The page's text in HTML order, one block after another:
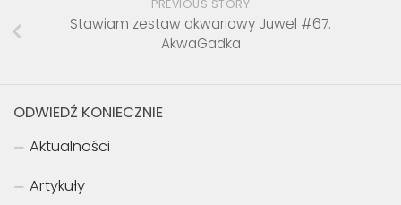
PREVIOUS STORY
Stawiam zestaw akwariowy Juwel #67.
AkwaGadka
ODWIEDŹ KONIECZNIE
Aktualności
Artykuły